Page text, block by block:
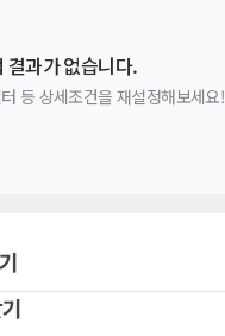
결과가 없습니다.
등 상세조건을 재설정해보세요!